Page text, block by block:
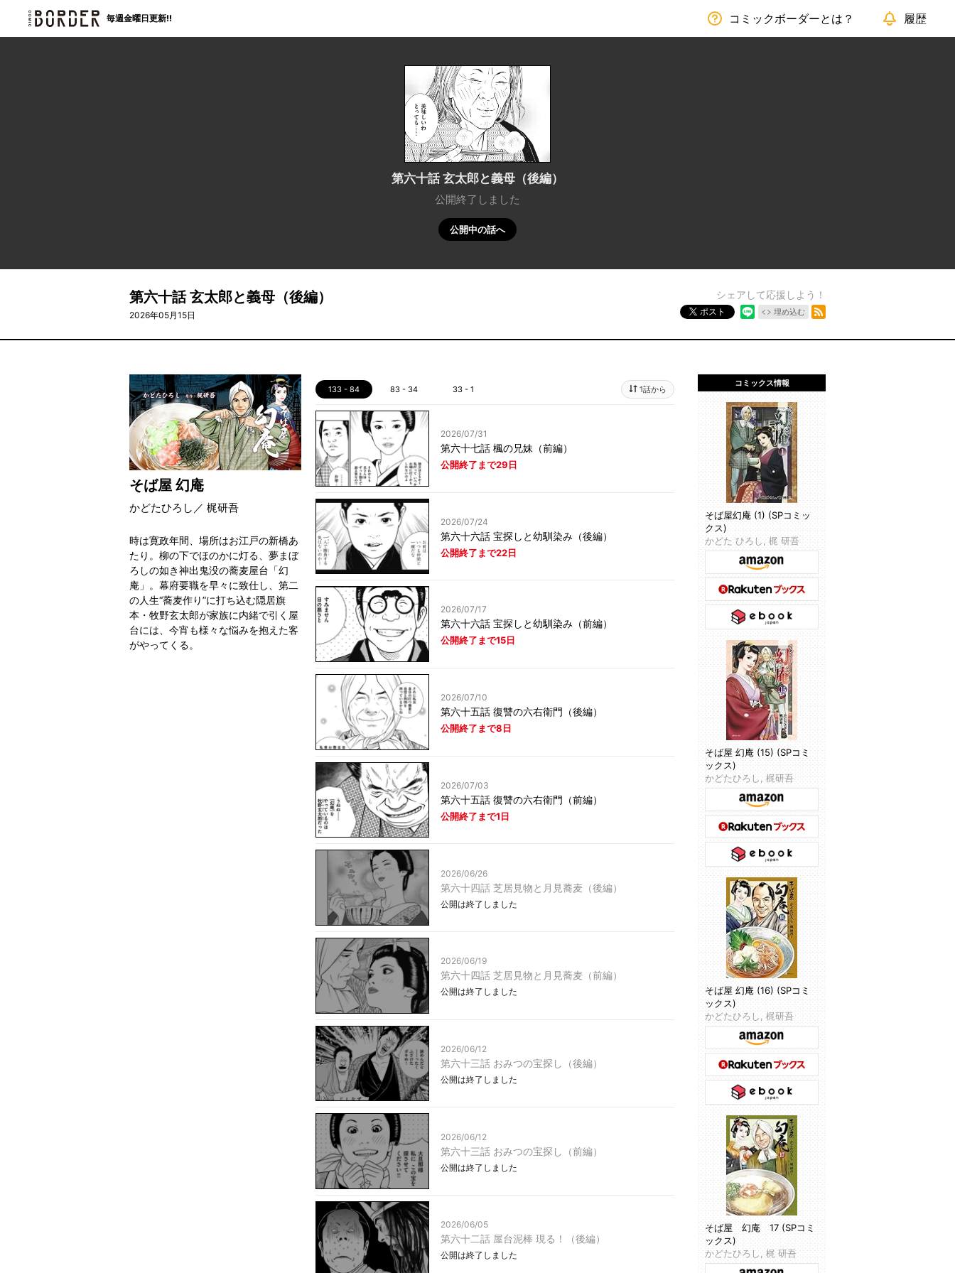
border 毎週金曜日更新!! コミックボーダーとは？ 履歴
第六十話 玄太郎と義母（後編）
公開終了しました
公開中の話へ
第六十話 玄太郎と義母（後編）
2026年05月15日
シェアして応援しよう！
ポスト 埋め込む
そば屋 幻庵
かどたひろし／ 梶研吾
時は寛政年間、場所はお江戸の新橋あ
たり。柳の下でほのかに灯る、夢まぼ
ろしの如き神出鬼没の蕎麦屋台「幻
庵」。幕府要職を早々に致仕し、第二
の人生“蕎麦作り”に打ち込む隠居旗
本・牧野玄太郎が家族に内緒で引く屋
台には、今宵も様々な悩みを抱えた客
がやってくる。
133 - 84 83 - 34 33 - 1 1話から
2026/07/31
第六十七話 楓の兄妹（前編）
公開終了まで29日
2026/07/24
第六十六話 宝探しと幼馴染み（後編）
公開終了まで22日
2026/07/17
第六十六話 宝探しと幼馴染み（前編）
公開終了まで15日
2026/07/10
第六十五話 復讐の六右衛門（後編）
公開終了まで8日
2026/07/03
第六十五話 復讐の六右衛門（前編）
公開終了まで1日
2026/06/26
第六十四話 芝居見物と月見蕎麦（後編）
公開は終了しました
2026/06/19
第六十四話 芝居見物と月見蕎麦（前編）
公開は終了しました
2026/06/12
第六十三話 おみつの宝探し（後編）
公開は終了しました
2026/06/12
第六十三話 おみつの宝探し（前編）
公開は終了しました
2026/06/05
第六十二話 屋台泥棒 現る！（後編）
公開は終了しました
コミックス情報
そば屋幻庵 (1) (SPコミッ
クス)
かどた ひろし, 梶 研吾
そば屋 幻庵 (15) (SPコミ
ックス)
かどたひろし, 梶研吾
そば屋 幻庵 (16) (SPコミ
ックス)
かどたひろし, 梶研吾
そば屋 幻庵 17 (SPコミ
ックス)
かどたひろし, 梶 研吾